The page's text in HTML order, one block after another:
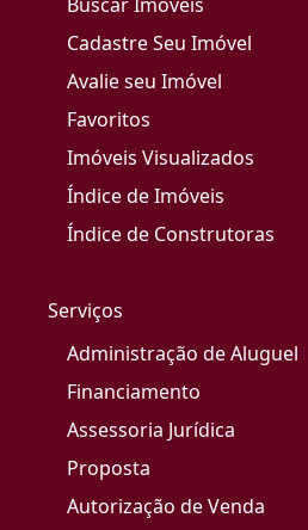
Cadastre Seu Imóvel
Avalie seu Imóvel
Favoritos
Imóveis Visualizados
Índice de Imóveis
Índice de Construtoras
Serviços
Administração de Aluguel
Financiamento
Assessoria Jurídica
Proposta
Autorização de Venda